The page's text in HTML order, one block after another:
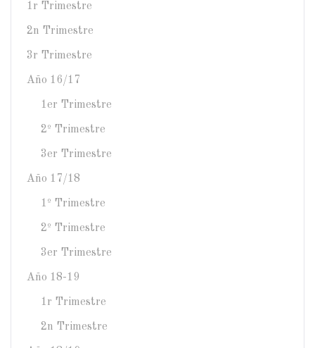
1r Trimestre
2n Trimestre
3r Trimestre
Año 16/17
1er Trimestre
2º Trimestre
3er Trimestre
Año 17/18
1º Trimestre
2º Trimestre
3er Trimestre
Año 18-19
1r Trimestre
2n Trimestre